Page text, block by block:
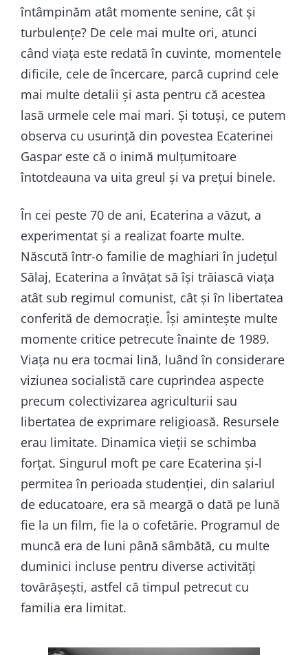
întâmpinăm atât momente senine, cât și
turbulențe? De cele mai multe ori, atunci
când viața este redată în cuvinte, momentele
dificile, cele de încercare, parcă cuprind cele
mai multe detalii și asta pentru că acestea
lasă urmele cele mai mari. Și totuși, ce putem
observa cu usurință din povestea Ecaterinei
Gaspar este că o inimă mulțumitoare
întotdeauna va uita greul și va prețui binele.
În cei peste 70 de ani, Ecaterina a văzut, a
experimentat și a realizat foarte multe.
Născută într-o familie de maghiari în județul
Sălaj, Ecaterina a învățat să își trăiască viața
atât sub regimul comunist, cât și în libertatea
conferită de democrație. Își amintește multe
momente critice petrecute înainte de 1989.
Viața nu era tocmai lină, luând în considerare
viziunea socialistă care cuprindea aspecte
precum colectivizarea agriculturii sau
libertatea de exprimare religioasă. Resursele
erau limitate. Dinamica vieții se schimba
forțat. Singurul moft pe care Ecaterina și-l
permitea în perioada studenției, din salariul
de educatoare, era să meargă o dată pe lună
fie la un film, fie la o cofetărie. Programul de
muncă era de luni până sâmbătă, cu multe
duminici incluse pentru diverse activități
tovărășești, astfel că timpul petrecut cu
familia era limitat.